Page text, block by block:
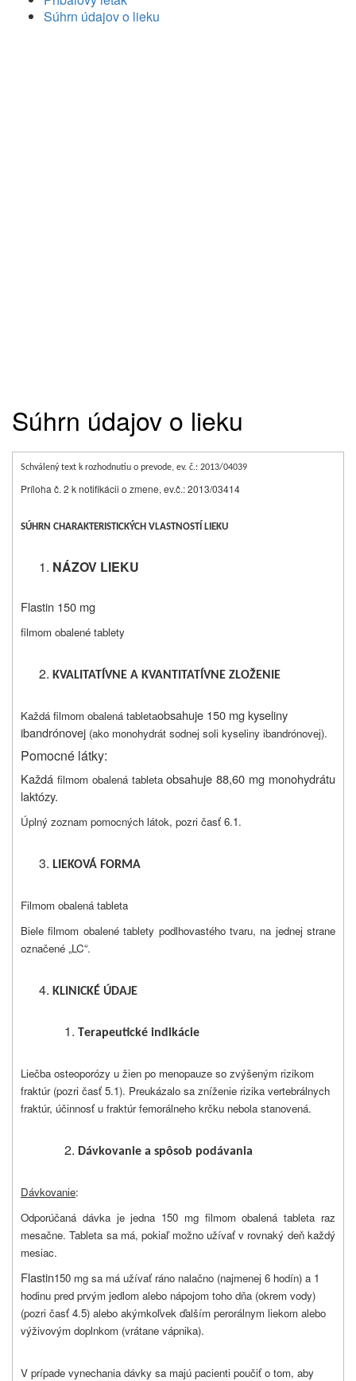
Súhrn údajov o lieku
Súhrn údajov o lieku
Schválený text k rozhodnutiu o prevode, ev. č.: 2013/04039
Príloha č. 2 k notifikácii o zmene, ev.č.: 2013/03414
SÚHRN CHARAKTERISTICKÝCH VLASTNOSTÍ LIEKU
NÁZOV LIEKU
Flastin 150 mg
filmom obalené tablety
KVALITATÍVNE A KVANTITATÍVNE ZLOŽENIE
Každá filmom obalená tabletaobsahuje 150 mg kyseliny
ibandrónovej (ako monohydrát sodnej soli kyseliny ibandrónovej).
Pomocné látky:
Každá filmom obalená tableta obsahuje 88,60 mg monohydrátu
laktózy.
Úplný zoznam pomocných látok, pozri časť 6.1.
LI EKOVÁ FORMA
Filmom obalená tableta
Biele filmom obalené tablety podlhovastého tvaru, na jednej strane
označené „LC“.
KLINICKÉ ÚDAJE
Terapeutické indikácie
Liečba osteoporózy u žien po menopauze so zvýšeným rizikom
fraktúr (pozri časť 5.1). Preukázalo sa zníženie rizika vertebrálnych
fraktúr, účinnosť u fraktúr femorálneho krčku nebola stanovená.
Dávkovanie a spôsob podávania
Dávkovanie:
Odporúčaná dávka je jedna 150 mg filmom obalená tableta raz
mesačne. Tableta sa má, pokiaľ možno užívať v rovnaký deň každý
mesiac.
Flastin150 mg sa má užívať ráno nalačno (najmenej 6 hodín) a 1
hodinu pred prvým jedlom alebo nápojom toho dňa (okrem vody)
(pozri časť 4.5) alebo akýmkoľvek ďalším perorálnym liekom alebo
výživovým doplnkom (vrátane vápnika).
V prípade vynechania dávky sa majú pacienti poučiť o tom, aby